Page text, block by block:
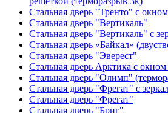
Стальная дверь "Тренто" с
Стальная дверь "Вертикаль"
Стальная дверь "Вертикаль" с
Стальная дверь «Байкал»
Стальная дверь "Эверест"
Стальная дверь Арктика с
Стальная дверь "Олимп"
Стальная дверь "Фрегат" с
Стальная дверь "Фрегат"
Стальная дверь "Бриг"